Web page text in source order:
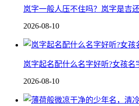
岚字一般人压不住吗？岚字是吉
2026-08-10
岚字起名配什么名字好听?女孩名
2026-08-10